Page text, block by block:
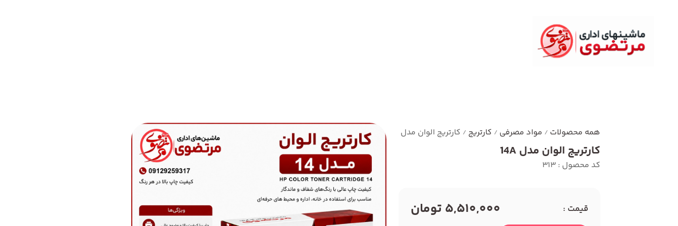
همه محصولات / مواد مصرفی / کارتریج / کارتریج الوان مدل 14A
کارتریج الوان مدل 14A
کد محصول : 313
قیمت : 5,510,000 تومان